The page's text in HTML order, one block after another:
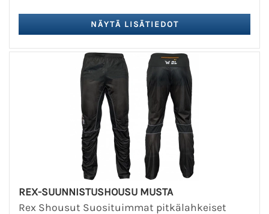
REX-SUUNNISTUSHOUSU MUSTA
Rex Shousut Suosituimmat pitkälahkeiset